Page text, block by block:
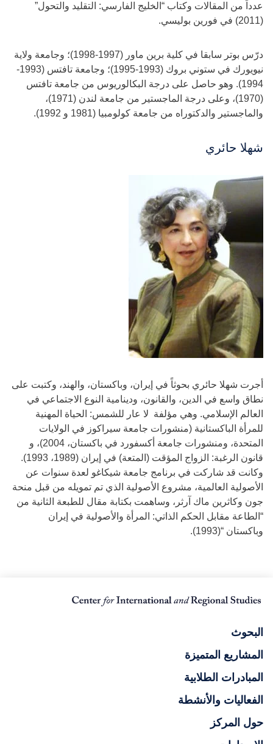
عدداً من المقالات وكتاب “الخليج الفارسي: التقليد والتحول”
(2011) في فورين بوليسي.
درّس بوتر سابقا في كلية برين ماور (1997-1998)؛ وجامعة ولاية
نيويورك في ستوني بروك (1993-1995)؛ وجامعة تافتس (1993-
1994). وهو حاصل على درجة البكالوريوس من جامعة تافتس
(1970)، وعلى درجة الماجستير من جامعة لندن (1971)،
والماجستير والدكتوراه من جامعة كولومبيا (1981 و 1992).
شهلا حائري
أجرت شهلا حائري بحوثاً في إيران، وباكستان، والهند، وكتبت على
نطاق واسع في الدين، والقانون، ودينامية النوع الاجتماعي في
العالم الإسلامي. وهي مؤلفة لا عار للشمس: الحياة المهنية
للمرأة الباكستانية (منشورات جامعة سيراكوز في الولايات
المتحدة، ومنشورات جامعة أكسفورد في باكستان، 2004)، و
قانون الرغبة: الزواج المؤقت (المتعة) في إيران (1989، 1993).
وكانت قد شاركت في برنامج جامعة شيكاغو لعدة سنوات عن
الأصولية العالمية، مشروع الأصولية الذي تم تمويله من قبل منحة
جون وكاثرين ماك آرثر، وساهمت بكتابة مقال للطبعة الثانية من
“الطاعة مقابل الحكم الذاتي: المرأة والأصولية في إيران
وباكستان “(1993).
البحوث
المشاريع المتميزة
المبادرات الطلابية
الفعاليات والأنشطة
حول المركز